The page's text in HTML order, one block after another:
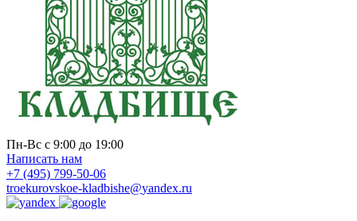
Пн-Вс с 9:00 до 19:00
Написать нам
+7 (495) 799-50-06
troekurovskoe-kladbishe@yandex.ru